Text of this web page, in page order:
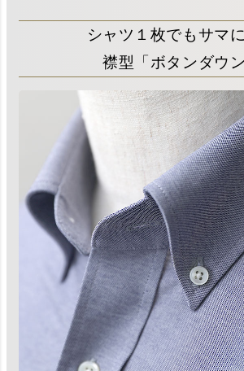
シャツ１枚でもサマ
襟型「ボタンダウン